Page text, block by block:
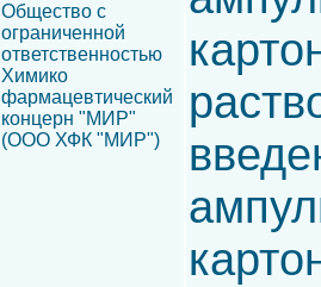
Общество с
ограниченной
ответственностью
Химико
фармацевтический
концерн "МИР"
(ООО ХФК "МИР")